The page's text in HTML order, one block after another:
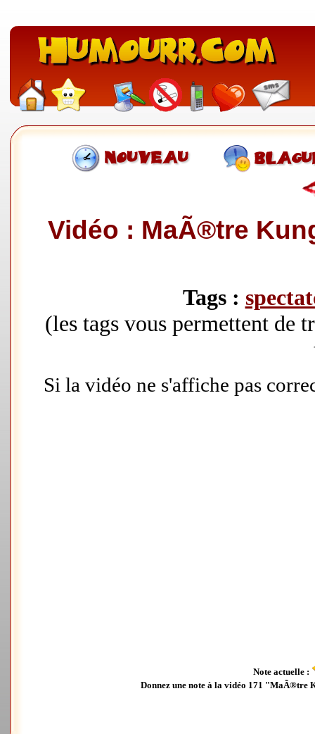
Vidéo : MaÃ®tre
Tags :
(les tags vous permettent de
Si la vidéo ne s'affiche pas
Note actuelle :
Donnez une note à la vidéo 171 "MaÃ®tre